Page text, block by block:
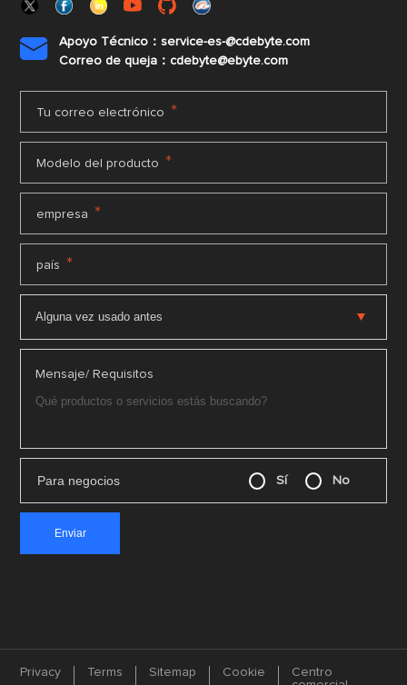

Apoyo Técnico：service-es-@cdebyte.com
Correo de queja：cdebyte@ebyte.com
Tu correo electrónico *
Modelo del producto *
empresa *
país *
Mensaje/ Requisitos
Para negocios Sí No
Privacy Terms Sitemap Cookie
Centro